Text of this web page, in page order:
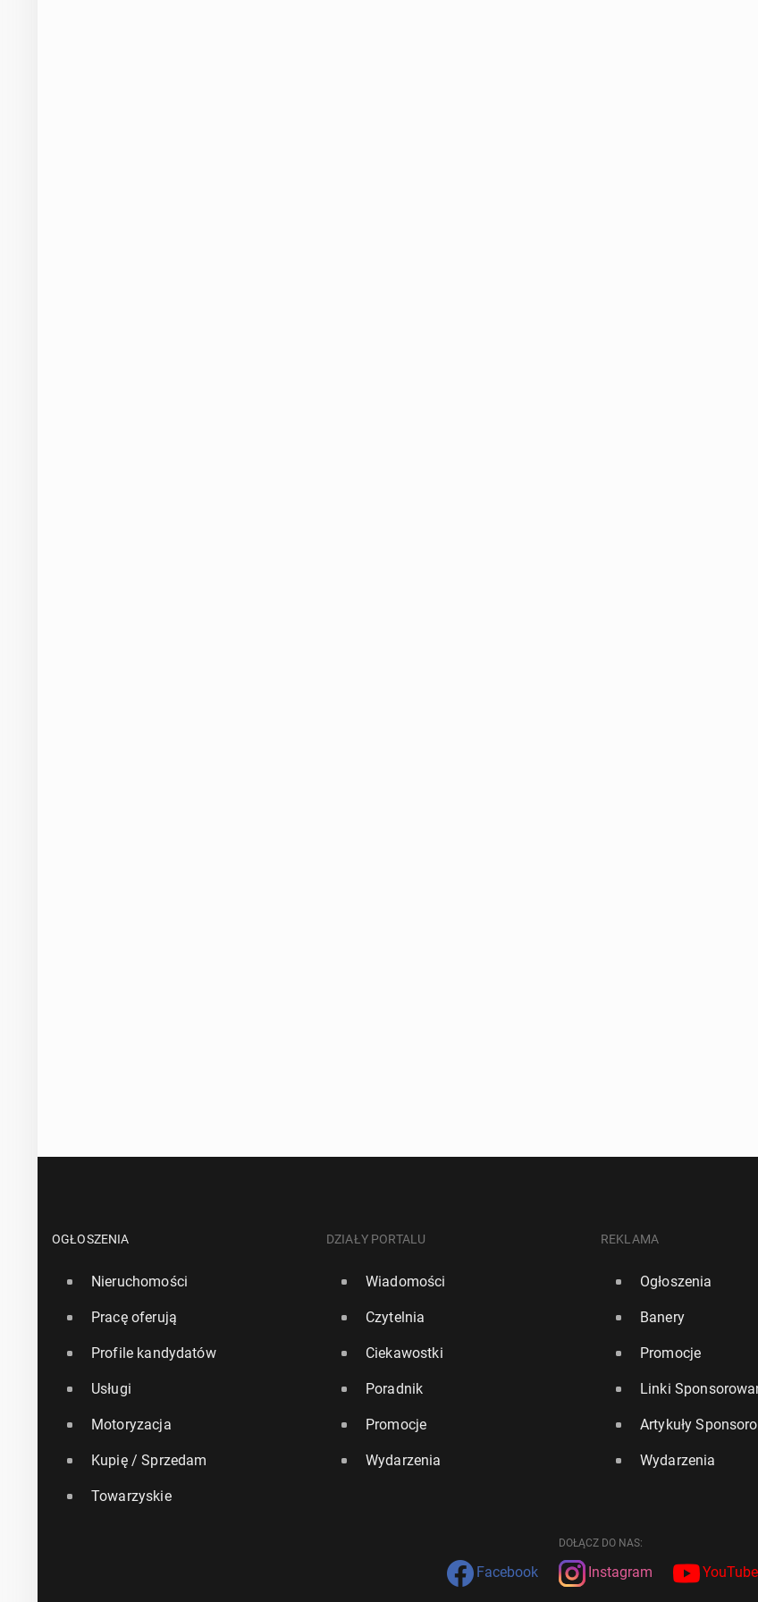
OGŁOSZENIA
Nieruchomości
Pracę oferują
Profile kandydatów
Usługi
Motoryzacja
Kupię / Sprzedam
Towarzyskie
DZIAŁY PORTALU
Wiadomości
Czytelnia
Ciekawostki
Poradnik
Promocje
Wydarzenia
REKLAMA
Ogłoszenia
Banery
Promocje
Linki
Artykuły
Wydarzenia
DOŁĄCZ DO NAS:
Facebook Instagram YouTube